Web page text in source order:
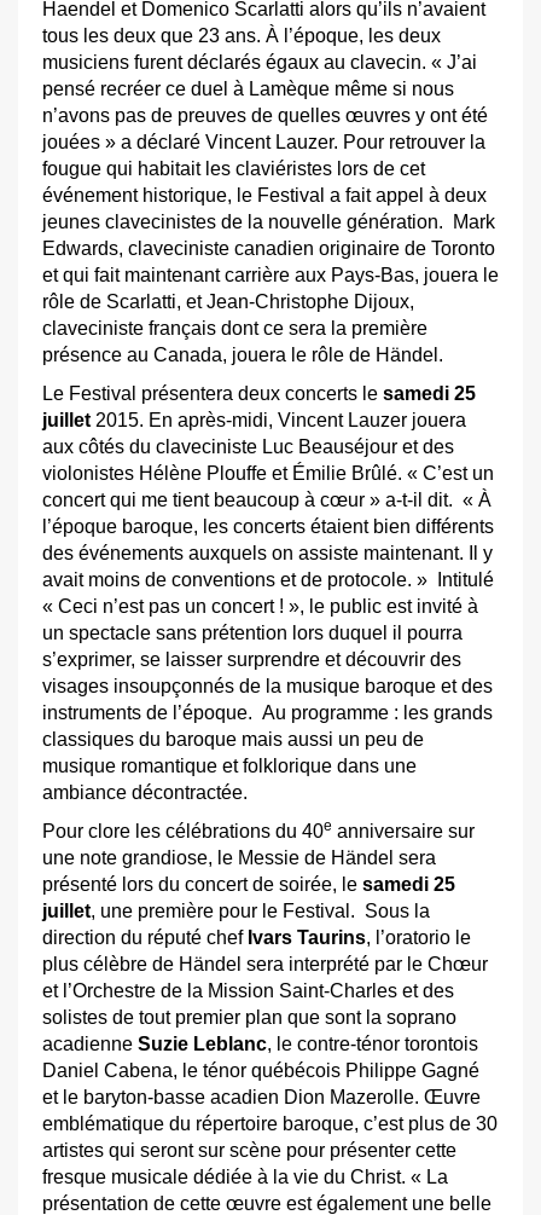
Haendel et Domenico Scarlatti alors qu’ils n’avaient
tous les deux que 23 ans. À l’époque, les deux
musiciens furent déclarés égaux au clavecin. « J’ai
pensé recréer ce duel à Lamèque même si nous
n’avons pas de preuves de quelles œuvres y ont été
jouées » a déclaré Vincent Lauzer. Pour retrouver la
fougue qui habitait les claviéristes lors de cet
événement historique, le Festival a fait appel à deux
jeunes clavecinistes de la nouvelle génération. Mark
Edwards, claveciniste canadien originaire de Toronto
et qui fait maintenant carrière aux Pays-Bas, jouera le
rôle de Scarlatti, et Jean-Christophe Dijoux,
claveciniste français dont ce sera la première
présence au Canada, jouera le rôle de Händel.
Le Festival présentera deux concerts le samedi 25
juillet 2015. En après-midi, Vincent Lauzer jouera
aux côtés du claveciniste Luc Beauséjour et des
violonistes Hélène Plouffe et Émilie Brûlé. « C’est un
concert qui me tient beaucoup à cœur » a-t-il dit. « À
l’époque baroque, les concerts étaient bien différents
des événements auxquels on assiste maintenant. Il y
avait moins de conventions et de protocole. » Intitulé
« Ceci n’est pas un concert ! », le public est invité à
un spectacle sans prétention lors duquel il pourra
s’exprimer, se laisser surprendre et découvrir des
visages insoupçonnés de la musique baroque et des
instruments de l’époque. Au programme : les grands
classiques du baroque mais aussi un peu de
musique romantique et folklorique dans une
ambiance décontractée.
Pour clore les célébrations du 40e anniversaire sur
une note grandiose, le Messie de Händel sera
présenté lors du concert de soirée, le samedi 25
juillet, une première pour le Festival. Sous la
direction du réputé chef Ivars Taurins, l’oratorio le
plus célèbre de Händel sera interprété par le Chœur
et l’Orchestre de la Mission Saint-Charles et des
solistes de tout premier plan que sont la soprano
acadienne Suzie Leblanc, le contre-ténor torontois
Daniel Cabena, le ténor québécois Philippe Gagné
et le baryton-basse acadien Dion Mazerolle. Œuvre
emblématique du répertoire baroque, c’est plus de 30
artistes qui seront sur scène pour présenter cette
fresque musicale dédiée à la vie du Christ. « La
présentation de cette œuvre est également une belle